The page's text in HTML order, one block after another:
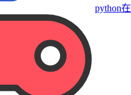
python